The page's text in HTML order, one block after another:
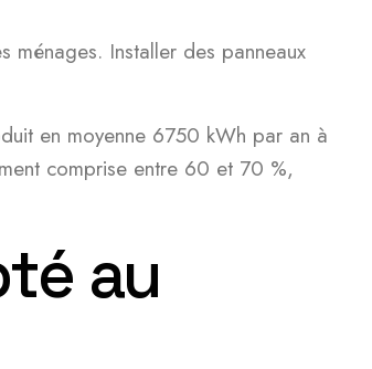
ménages. Installer des panneaux
en moyenne 6750 kWh par an à
comprise entre 60 et 70 %,
au